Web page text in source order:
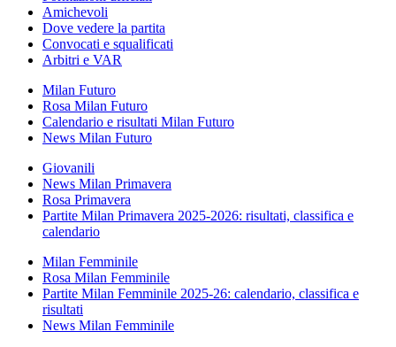
Amichevoli
Dove vedere la partita
Convocati e squalificati
Arbitri e VAR
Milan Futuro
Rosa Milan Futuro
Calendario e risultati Milan Futuro
News Milan Futuro
Giovanili
News Milan Primavera
Rosa Primavera
Partite Milan Primavera 2025-2026: risultati, classifica e
calendario
Milan Femminile
Rosa Milan Femminile
Partite Milan Femminile 2025-26: calendario, classifica e
risultati
News Milan Femminile